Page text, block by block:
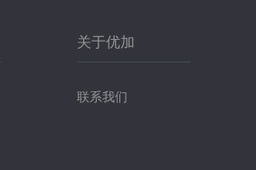
关于优加
联系我们